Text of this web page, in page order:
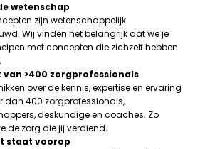
wetenschap
zijn wetenschappelijk
Wij vinden het belangrijk dat we je
met concepten die zichzelf hebben
van >400 zorgprofessionals
over de kennis, expertise en ervaring
dan 400 zorgprofessionals,
deskundige en coaches. Zo
de zorg die jij verdiend.
staat voorop